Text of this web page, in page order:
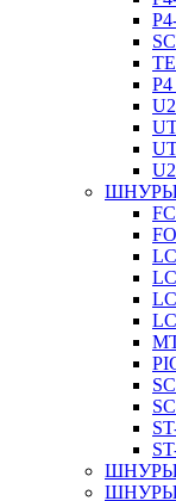
ШНУРЫ
ШНУРЫ
ШНУРЫ